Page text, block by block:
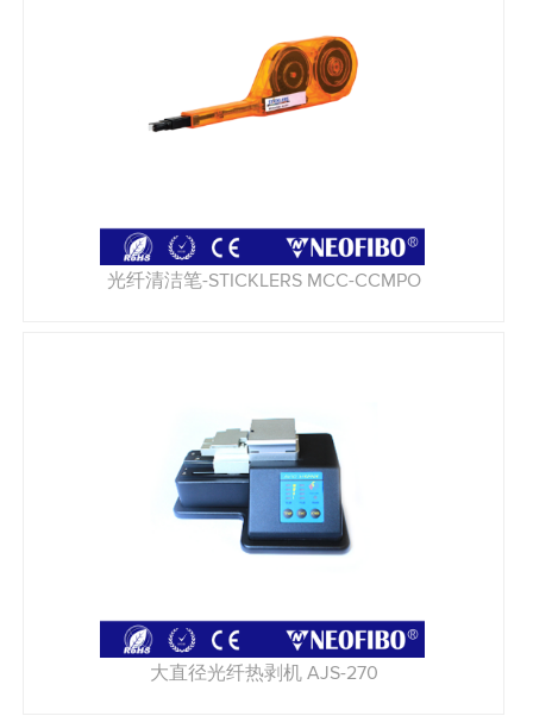
光纤清洁笔-STICKLERS MCC-CCMPO
大直径光纤热剥机 AJS-270